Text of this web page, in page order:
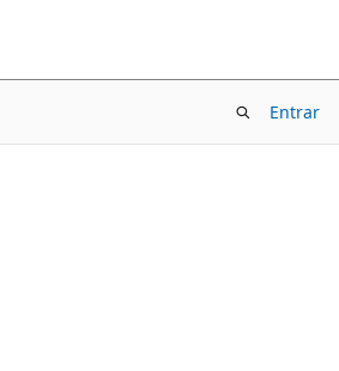
Entrar